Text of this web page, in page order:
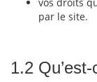
par le site.
1.2